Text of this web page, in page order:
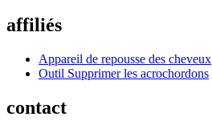
affiliés
Appareil de repousse des cheveux
Outil Supprimer les acrochordons
contact